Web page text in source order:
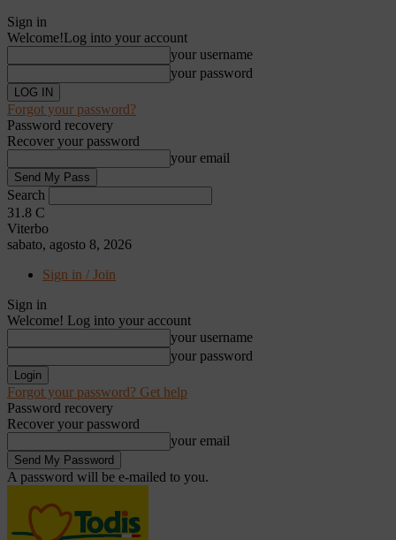
Sign in
Welcome!Log into your account
your username
your password
Forgot your password?
Password recovery
Recover your password
your email
Search
31.8 C
Viterbo
sabato, agosto 8, 2026
Sign in / Join
Sign in
Welcome! Log into your account
your username
your password
Forgot your password? Get help
Password recovery
Recover your password
your email
A password will be e-mailed to you.